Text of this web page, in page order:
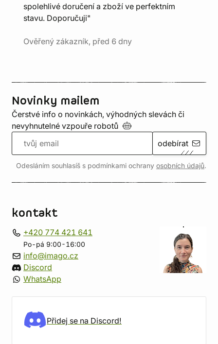
spolehlivé doručení a zboží ve perfektním
stavu. Doporučuji"
Ověřený zákazník, před 6 dny
Novinky mailem
Čerstvé info o novinkách, výhodných slevách či
nevyhnutelné vzpouře robotů
odebírat
Odesláním souhlasíš s podmínkami ochrany osobních údajů.
kontakt
+420 774 421 641
Po-pá 9:00-16:00
info@imago.cz
Discord
WhatsApp
Přidej se na Discord!